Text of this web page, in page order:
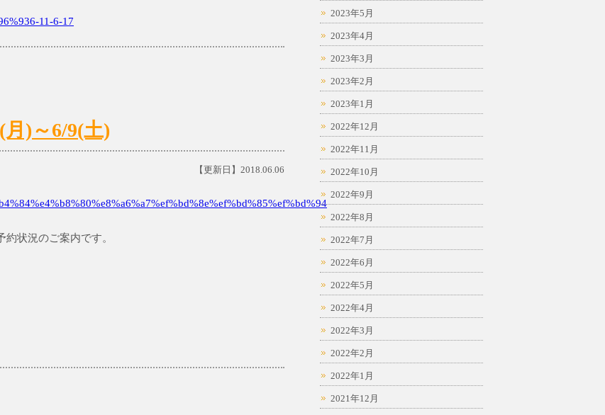
11-6-17
)～6/9(土)
【更新日】2018.06.06
状況のご案内です。
2023年5月
2023年4月
2023年3月
2023年2月
2023年1月
2022年12月
2022年11月
2022年10月
2022年9月
2022年8月
2022年7月
2022年6月
2022年5月
2022年4月
2022年3月
2022年2月
2022年1月
2021年12月